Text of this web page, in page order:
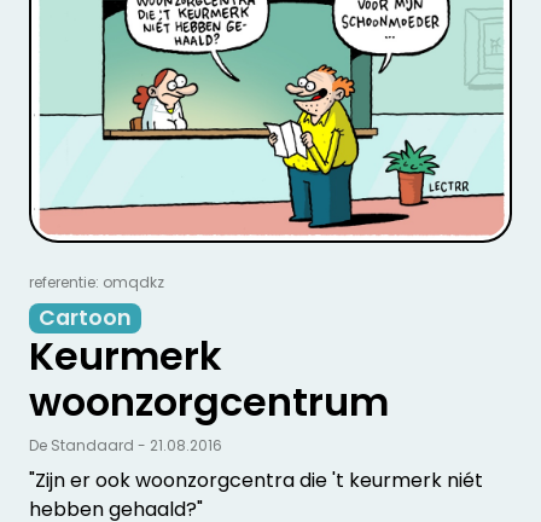
referentie: omqdkz
Cartoon
Keurmerk
woonzorgcentrum
"Zijn er ook woonzorgcentra die 't keurmerk niét
hebben gehaald?"
De Standaard - 21.08.2016